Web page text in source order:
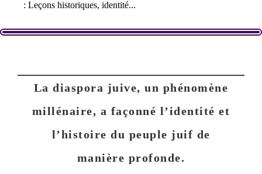
: Leçons historiques, identité...
La diaspora juive, un phénomène
millénaire, a façonné l’identité et
l’histoire du peuple juif de
manière profonde.